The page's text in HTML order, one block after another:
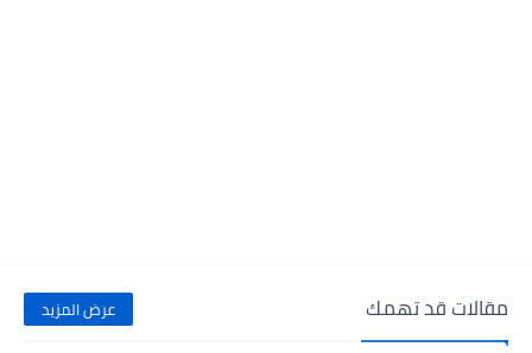
مقالات قد تهمك عرض المزيد